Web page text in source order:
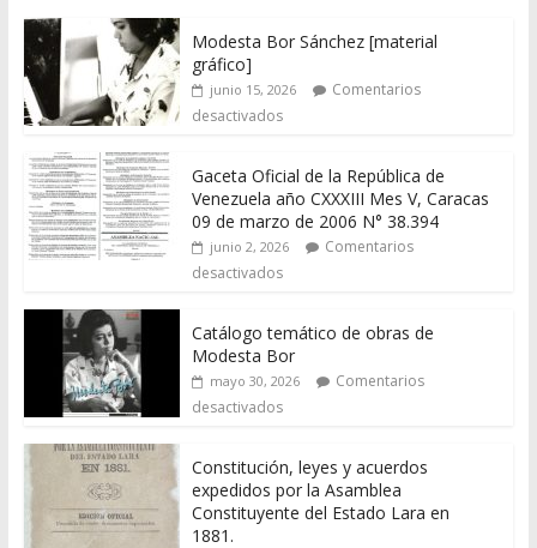
Modesta Bor Sánchez [material
gráfico]
junio 15, 2026
Comentarios
desactivados
Gaceta Oficial de la República de
Venezuela año CXXXIII Mes V, Caracas
09 de marzo de 2006 N° 38.394
junio 2, 2026
Comentarios
desactivados
Catálogo temático de obras de
Modesta Bor
mayo 30, 2026
Comentarios
desactivados
Constitución, leyes y acuerdos
expedidos por la Asamblea
Constituyente del Estado Lara en
1881.